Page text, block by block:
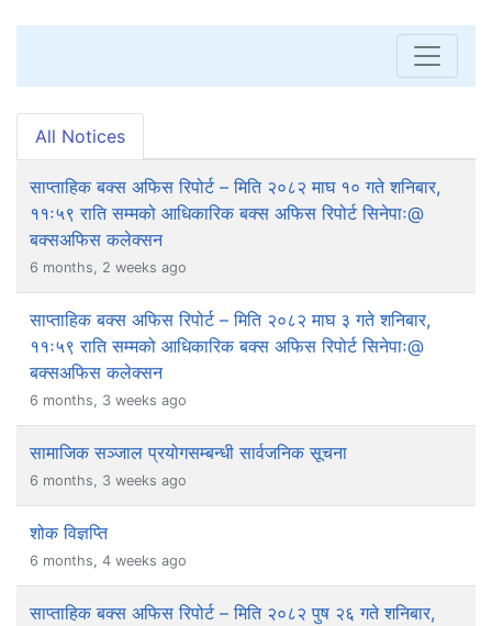
All Notices
साप्ताहिक बक्स अफिस रिपोर्ट – मिति २०८२ माघ १० गते शनिबार,
११ः५९ राति सम्मको आधिकारिक बक्स अफिस रिपोर्ट सिनेपाः@
बक्सअफिस कलेक्सन
6 months, 2 weeks ago
साप्ताहिक बक्स अफिस रिपोर्ट – मिति २०८२ माघ ३ गते शनिबार,
११ः५९ राति सम्मको आधिकारिक बक्स अफिस रिपोर्ट सिनेपाः@
बक्सअफिस कलेक्सन
6 months, 3 weeks ago
सामाजिक सञ्जाल प्रयोगसम्बन्धी सार्वजनिक सूचना
6 months, 3 weeks ago
शोक विज्ञप्ति
6 months, 4 weeks ago
साप्ताहिक बक्स अफिस रिपोर्ट – मिति २०८२ पुष २६ गते शनिबार,